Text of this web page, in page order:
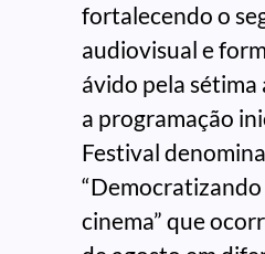
fortalecendo o
audiovisual e
ávido pela sétima
a programação
Festival
“Democratizando
cinema” que